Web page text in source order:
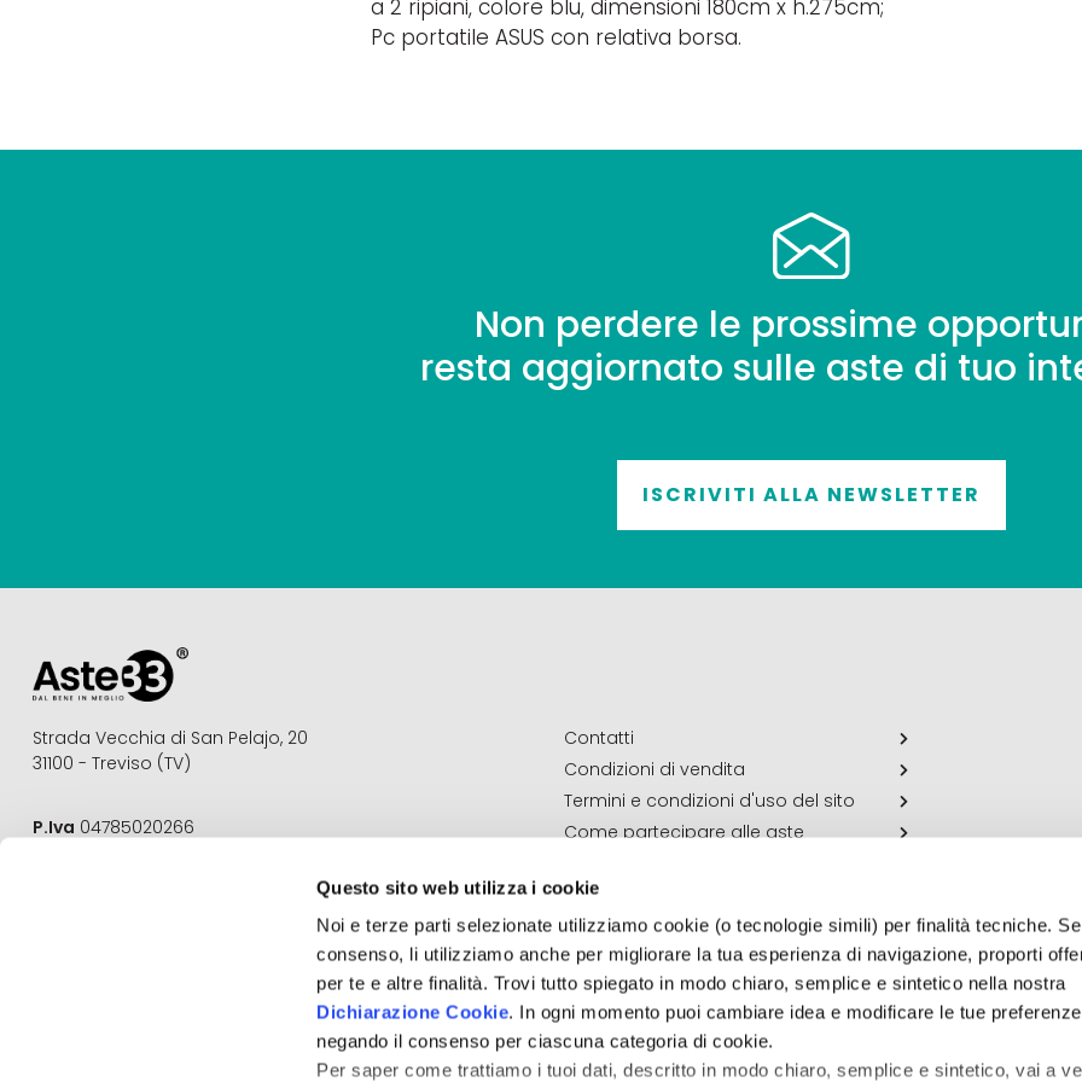
Questo sito web utilizza i cookie
Noi e terze parti selezionate utilizziamo cookie (o tecnologie simili) per finalità tecniche.
consenso, li utilizziamo anche per migliorare la tua esperienza di navigazione, proporti
per te e altre finalità. Trovi tutto spiegato in modo chiaro, semplice e sintetico nella nostra
Dichiarazione Cookie. In ogni momento puoi cambiare idea e modificare le tue
negando il consenso per ciascuna categoria di cookie.
Per saper come trattiamo i tuoi dati, descritto in modo chiaro, semplice e sintetico, vai a
a 2 ripiani, colore blu, dimensioni 180cm x h.275cm;
Pc portatile ASUS con relativa borsa.
Non perdere le prossime
resta aggiornato sulle aste di tuo
ISCRIVITI ALLA NEWSLETTER
Strada Vecchia di San Pelajo, 20
31100 - Treviso (TV)
P.Iva 04785020266
Contatti
Condizioni di vendita
Termini e condizioni d'uso del sito
Come partecipare alle aste